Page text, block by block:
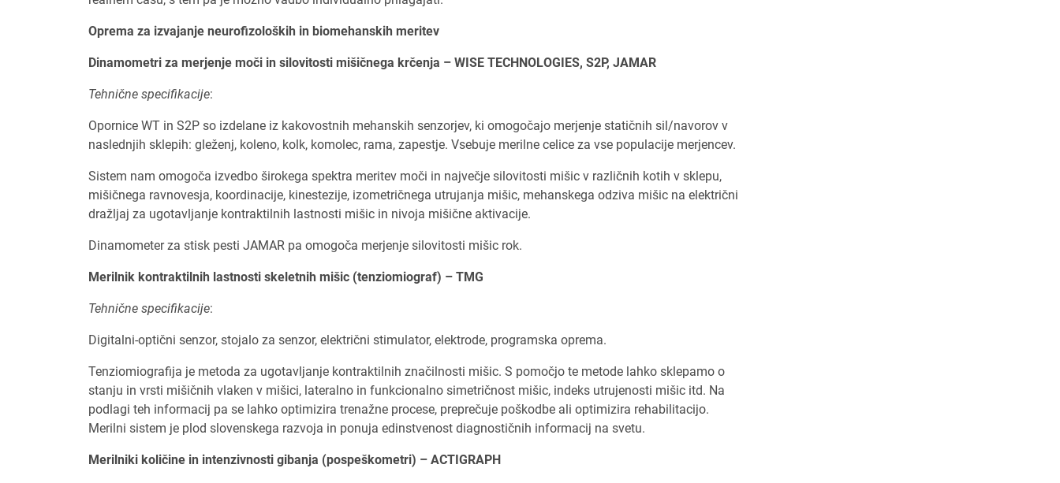
Oprema za izvajanje neurofizoloških in biomehanskih meritev
Dinamometri za merjenje moči in silovitosti mišičnega krčenja – WISE TECHNOLOGIES, S2P, JAMAR
Tehnične specifikacije:
Opornice WT in S2P so izdelane iz kakovostnih mehanskih senzorjev, ki omogočajo merjenje statičnih sil/navorov v
naslednjih sklepih: gleženj, koleno, kolk, komolec, rama, zapestje. Vsebuje merilne celice za vse populacije merjencev.
Sistem nam omogoča izvedbo širokega spektra meritev moči in največje silovitosti mišic v različnih kotih v sklepu,
mišičnega ravnovesja, koordinacije, kinestezije, izometričnega utrujanja mišic, mehanskega odziva mišic na električni
dražljaj za ugotavljanje kontraktilnih lastnosti mišic in nivoja mišične aktivacije.
Dinamometer za stisk pesti JAMAR pa omogoča merjenje silovitosti mišic rok.
Merilnik kontraktilnih lastnosti skeletnih mišic (tenziomiograf) – TMG
Tehnične specifikacije:
Digitalni-optični senzor, stojalo za senzor, električni stimulator, elektrode, programska oprema.
Tenziomiografija je metoda za ugotavljanje kontraktilnih značilnosti mišic. S pomočjo te metode lahko sklepamo o
stanju in vrsti mišičnih vlaken v mišici, lateralno in funkcionalno simetričnost mišic, indeks utrujenosti mišic itd. Na
podlagi teh informacij pa se lahko optimizira trenažne procese, preprečuje poškodbe ali optimizira rehabilitacijo.
Merilni sistem je plod slovenskega razvoja in ponuja edinstvenost diagnostičnih informacij na svetu.
Merilniki količine in intenzivnosti gibanja (pospeškometri) – ACTIGRAPH